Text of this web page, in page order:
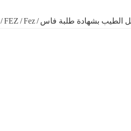
/FEZ /Fez/ الطيب بشهادة طلبة فاس